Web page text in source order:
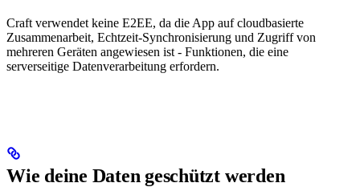
Craft verwendet keine E2EE, da die App auf cloudbasierte
Zusammenarbeit, Echtzeit-Synchronisierung und Zugriff von
mehreren Geräten angewiesen ist - Funktionen, die eine
serverseitige Datenverarbeitung erfordern.
Wie deine Daten geschützt werden